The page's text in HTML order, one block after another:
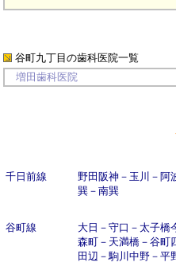
谷町九丁目の歯科医院一覧
増田歯科医院
千日前線 野田阪神 － 玉川 － 阿
巽 － 南巽
谷町線 大日 － 守口 － 太子橋
森町 － 天満橋 － 谷町
田辺 －駒川中野 － 平